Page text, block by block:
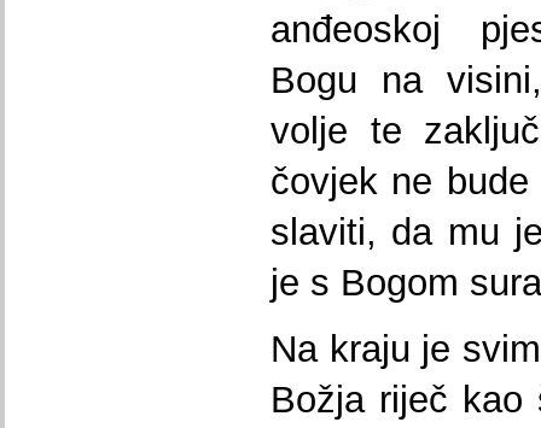
anđeoskoj
Bogu na
volje te
čovjek ne
slaviti, da mu
je s Bogom
Na kraju je
Božja riječ kao